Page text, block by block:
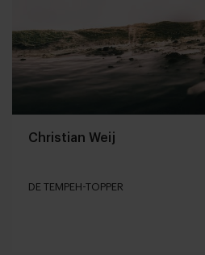
Christian Weij
DE TEMPEH-TOPPER